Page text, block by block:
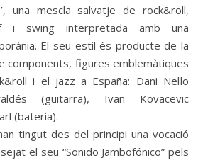
una mescla salvatje de rock&roll,
i swing interpretada amb una
El seu estil és producte de la
components, figures emblemàtiques
i el jazz a España: Dani Nel·lo
(guitarra), Ivan Kovacevic
(bateria).
tingut des del principi una vocació
el seu “Sonido Jambofónico” pels